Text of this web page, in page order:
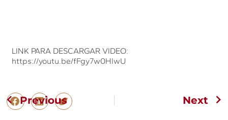
LINK PARA DESCARGAR VIDEO:
https://youtu.be/fFgy7w0HlwU
Previous Next